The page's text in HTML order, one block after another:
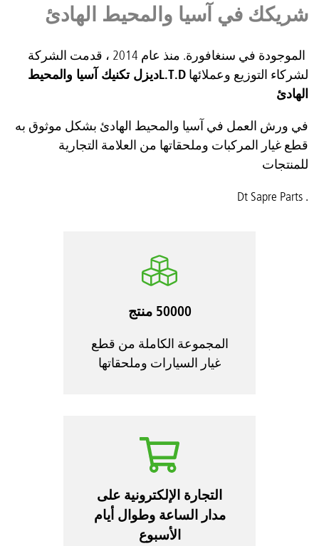
شريكك في آسيا والمحيط الهادئ
الموجودة في سنغافورة. منذ عام 2014 ، قدمت الشركة
لشركاء التوزيع وعملائها L.T.Dديزل تكنيك آسيا والمحيط
الهادئ
في ورش العمل في آسيا والمحيط الهادئ بشكل موثوق به
قطع غيار المركبات وملحقاتها من العلامة التجارية
للمنتجات
. Dt Sapre Parts
50000 منتج
المجموعة الكاملة من قطع
غيار السيارات وملحقاتها
التجارة الإلكترونية على
مدار الساعة وطوال أيام
الأسبوع